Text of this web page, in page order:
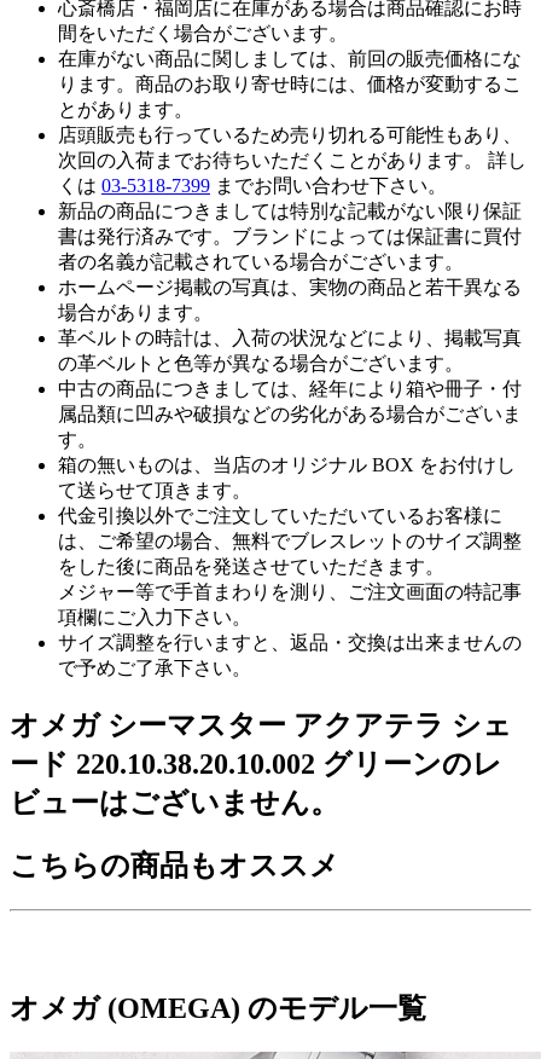
心斎橋店・福岡店に在庫がある場合は商品確認にお時
間をいただく場合がございます。
在庫がない商品に関しましては、前回の販売価格にな
ります。商品のお取り寄せ時には、価格が変動するこ
とがあります。
店頭販売も行っているため売り切れる可能性もあり、
次回の入荷までお待ちいただくことがあります。 詳し
くは 03-5318-7399 までお問い合わせ下さい。
新品の商品につきましては特別な記載がない限り保証
書は発行済みです。ブランドによっては保証書に買付
者の名義が記載されている場合がございます。
ホームページ掲載の写真は、実物の商品と若干異なる
場合があります。
革ベルトの時計は、入荷の状況などにより、掲載写真
の革ベルトと色等が異なる場合がございます。
中古の商品につきましては、経年により箱や冊子・付
属品類に凹みや破損などの劣化がある場合がございま
す。
箱の無いものは、当店のオリジナル BOX をお付けし
て送らせて頂きます。
代金引換以外でご注文していただいているお客様に
は、ご希望の場合、無料でブレスレットのサイズ調整
をした後に商品を発送させていただきます。
メジャー等で手首まわりを測り、ご注文画面の特記事
項欄にご入力下さい。
サイズ調整を行いますと、返品・交換は出来ませんの
で予めご了承下さい。
オメガ シーマスター アクアテラ シェ
ード 220.10.38.20.10.002 グリーンのレ
ビューはございません。
こちらの商品もオススメ
オメガ (OMEGA) のモデル一覧